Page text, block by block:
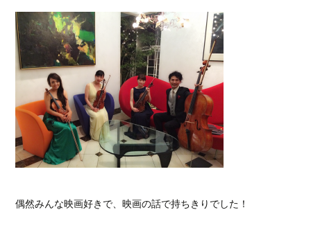
偶然みんな映画好きで、映画の話で持ちきりでした！